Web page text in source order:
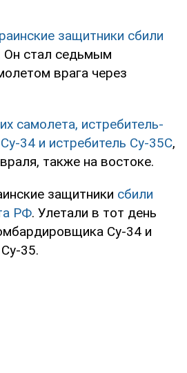
защитники сбили
Он стал седьмым
врага через
самолета, истребитель-
34 и истребитель Су-35С,
также на востоке.
защитники сбили
РФ. Улетали в тот день
Су-34 и
35.